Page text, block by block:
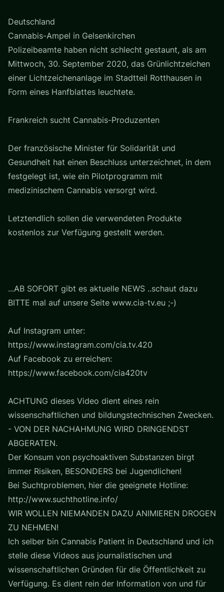
Deutschland
Cannabis-Ampel in Gelsenkirchen
Polizeibeamte haben nicht schlecht gestaunt, als am
Mittwoch, 30. September 2020, das Grünlichtzeichen
einer Lichtzeichenanlage im Stadtteil Rotthausen in
Form eines Hanfblattes leuchtete.
Frankreich sucht Cannabis-Produzenten
Der französische Minister für Solidarität und
Gesundheit hat einen Beschluss unterzeichnet, in dem
festgelegt ist, wie ein Pilotprogramm mit
medizinischem Cannabis versorgt wird.
Letztendlich sollen die verwendeten Produkte
kostenlos zur Verfügung gestellt werden.
...AB SOFORT gibt es aktuelle NEWS ..schaut dazu
BITTE mal auf unsere Seite www.cia-tv.eu ;-)
Auf Instagram unter:
https://www.instagram.com/cia.tv.420
Auf Facebook zu erreichen:
https://www.facebook.com/cia420tv
ACHTUNG dieses Video dient eines rein
wissenschaftlichen und bildungstechnischen Zwecken.
- VON DER NACHAHMUNG WIRD DRINGENDST
ABGERATEN.
Der Konsum von psychoaktiven Substanzen birgt
immer Risiken, BESONDERS bei Jugendlichen!
Bei Suchtproblemen, hier die geeignete Hotline:
http://www.suchthotline.info/
WIR WOLLEN NIEMANDEN DAZU ANIMIEREN DROGEN
ZU NEHMEN!
Ich selber bin Cannabis Patient in Deutschland und ich
stelle diese Videos aus journalistischen und
wissenschaftlichen Gründen für die Öffentlichkeit zu
Verfügung. Es dient rein der Information von und für